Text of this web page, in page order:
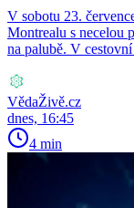
V sobotu 23.
Montrealu s necelou
na palubě. V
VědaŽivě.cz
dnes, 16:45
4 min